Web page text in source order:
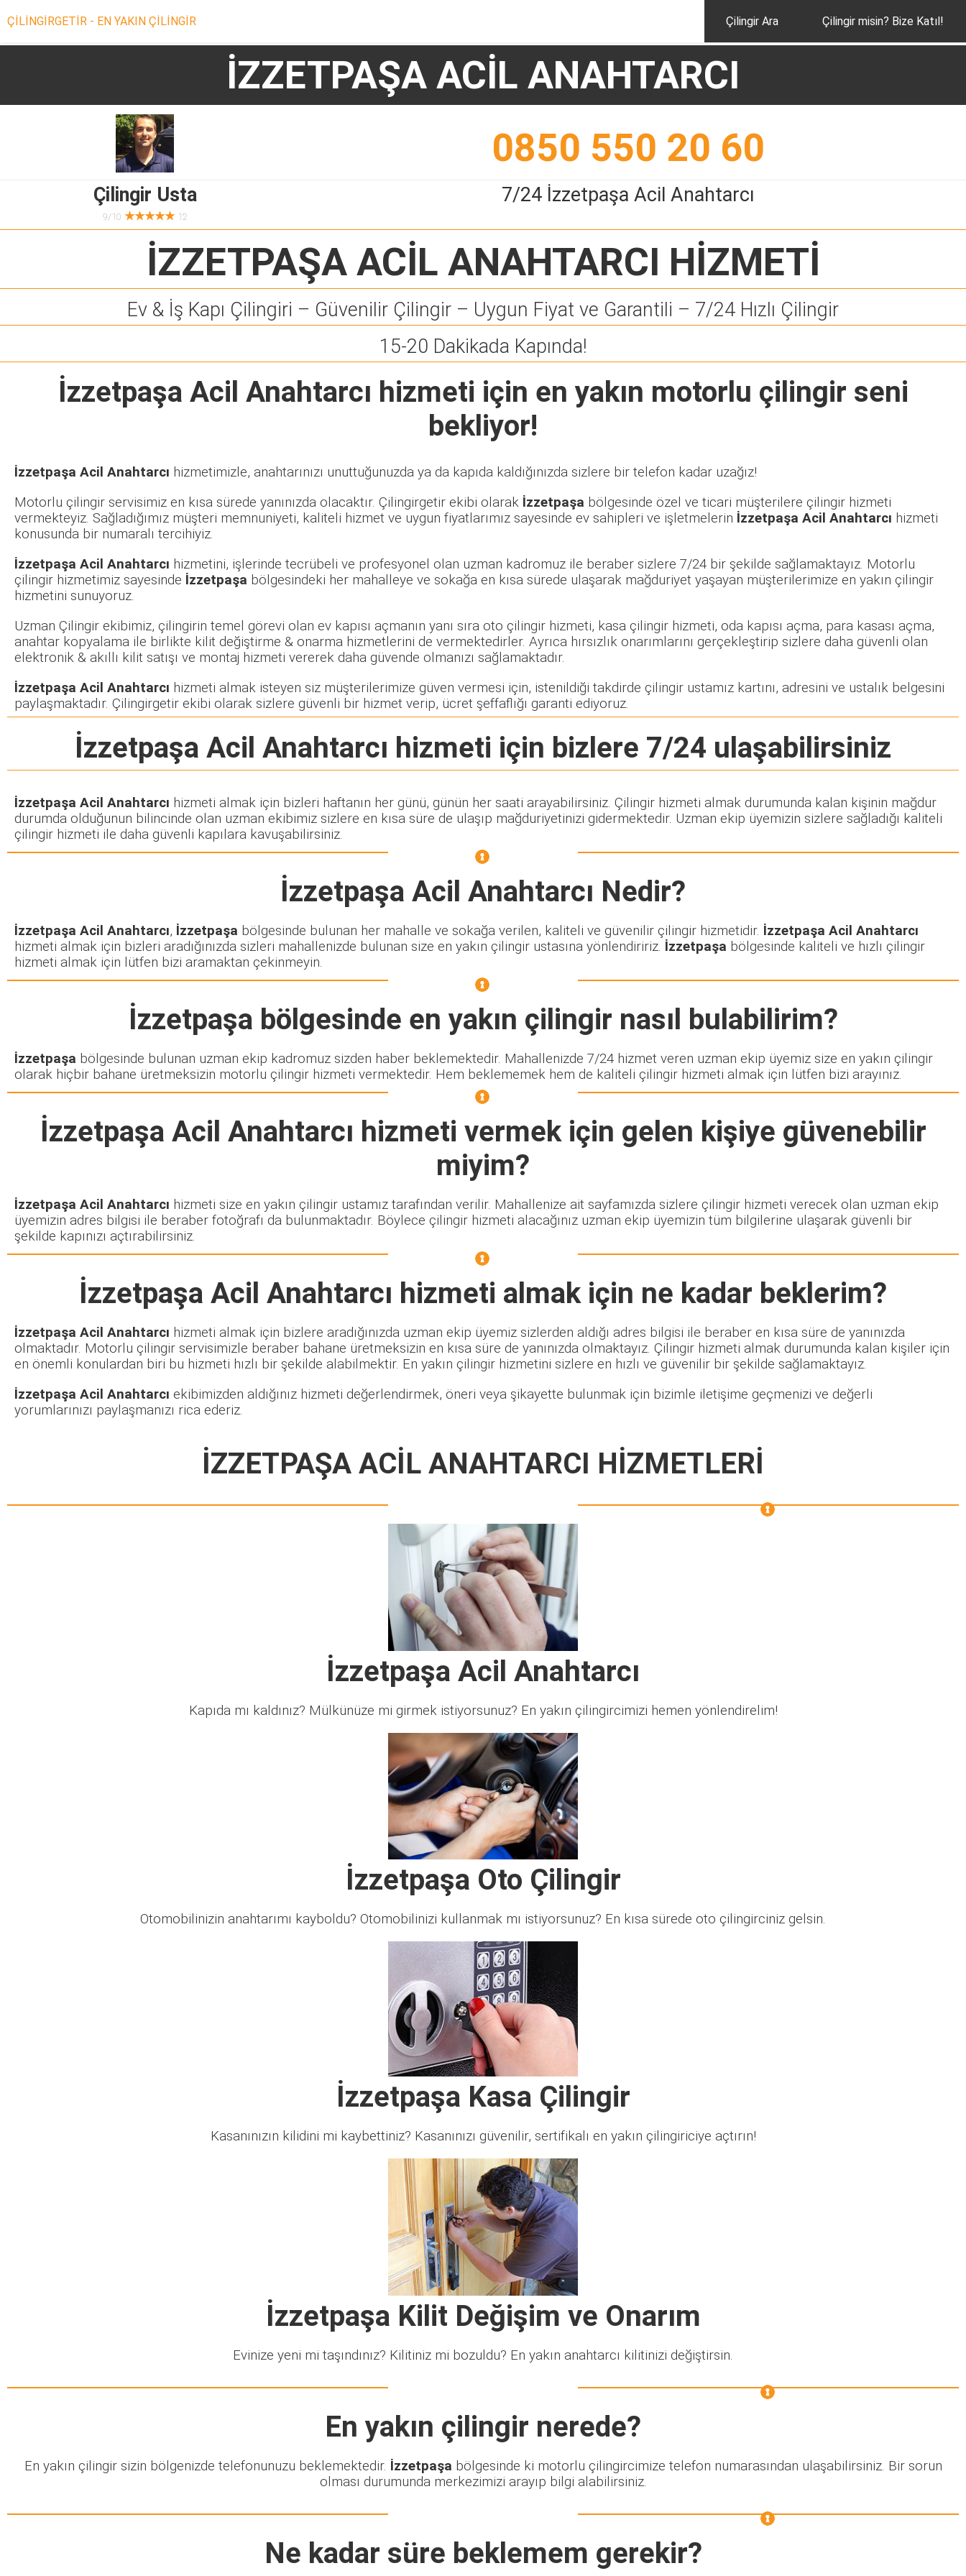
ÇİLİNGİRGETİR - EN YAKIN ÇİLİNGİR Çilingir Ara Çilingir misin? Bize Katıl!
İZZETPAŞA ACİL ANAHTARCI
0850 550 20 60
Çilingir Usta
9/10 ★★★★★ 12
7/24 İzzetpaşa Acil Anahtarcı
İZZETPAŞA ACİL ANAHTARCI HİZMETİ
Ev & İş Kapı Çilingiri – Güvenilir Çilingir – Uygun Fiyat ve Garantili – 7/24 Hızlı Çilingir
15-20 Dakikada Kapında!
İzzetpaşa Acil Anahtarcı hizmeti için en yakın motorlu çilingir seni
bekliyor!
İzzetpaşa Acil Anahtarcı hizmetimizle, anahtarınızı unuttuğunuzda ya da kapıda kaldığınızda sizlere bir telefon kadar uzağız!
Motorlu çilingir servisimiz en kısa sürede yanınızda olacaktır. Çilingirgetir ekibi olarak İzzetpaşa bölgesinde özel ve ticari müşterilere çilingir hizmeti
vermekteyiz. Sağladığımız müşteri memnuniyeti, kaliteli hizmet ve uygun fiyatlarımız sayesinde ev sahipleri ve işletmelerin İzzetpaşa Acil Anahtarcı hizmeti
konusunda bir numaralı tercihiyiz.
İzzetpaşa Acil Anahtarcı hizmetini, işlerinde tecrübeli ve profesyonel olan uzman kadromuz ile beraber sizlere 7/24 bir şekilde sağlamaktayız. Motorlu
çilingir hizmetimiz sayesinde İzzetpaşa bölgesindeki her mahalleye ve sokağa en kısa sürede ulaşarak mağduriyet yaşayan müşterilerimize en yakın çilingir
hizmetini sunuyoruz.
Uzman Çilingir ekibimiz, çilingirin temel görevi olan ev kapısı açmanın yanı sıra oto çilingir hizmeti, kasa çilingir hizmeti, oda kapısı açma, para kasası açma,
anahtar kopyalama ile birlikte kilit değiştirme & onarma hizmetlerini de vermektedirler. Ayrıca hırsızlık onarımlarını gerçekleştirip sizlere daha güvenli olan
elektronik & akıllı kilit satışı ve montaj hizmeti vererek daha güvende olmanızı sağlamaktadır.
İzzetpaşa Acil Anahtarcı hizmeti almak isteyen siz müşterilerimize güven vermesi için, istenildiği takdirde çilingir ustamız kartını, adresini ve ustalık belgesini
paylaşmaktadır. Çilingirgetir ekibi olarak sizlere güvenli bir hizmet verip, ücret şeffaflığı garanti ediyoruz.
İzzetpaşa Acil Anahtarcı hizmeti için bizlere 7/24 ulaşabilirsiniz
İzzetpaşa Acil Anahtarcı hizmeti almak için bizleri haftanın her günü, günün her saati arayabilirsiniz. Çilingir hizmeti almak durumunda kalan kişinin mağdur
durumda olduğunun bilincinde olan uzman ekibimiz sizlere en kısa süre de ulaşıp mağduriyetinizi gidermektedir. Uzman ekip üyemizin sizlere sağladığı kaliteli
çilingir hizmeti ile daha güvenli kapılara kavuşabilirsiniz.
İzzetpaşa Acil Anahtarcı Nedir?
İzzetpaşa Acil Anahtarcı, İzzetpaşa bölgesinde bulunan her mahalle ve sokağa verilen, kaliteli ve güvenilir çilingir hizmetidir. İzzetpaşa Acil Anahtarcı
hizmeti almak için bizleri aradığınızda sizleri mahallenizde bulunan size en yakın çilingir ustasına yönlendiririz. İzzetpaşa bölgesinde kaliteli ve hızlı çilingir
hizmeti almak için lütfen bizi aramaktan çekinmeyin.
İzzetpaşa bölgesinde en yakın çilingir nasıl bulabilirim?
İzzetpaşa bölgesinde bulunan uzman ekip kadromuz sizden haber beklemektedir. Mahallenizde 7/24 hizmet veren uzman ekip üyemiz size en yakın çilingir
olarak hiçbir bahane üretmeksizin motorlu çilingir hizmeti vermektedir. Hem beklememek hem de kaliteli çilingir hizmeti almak için lütfen bizi arayınız.
İzzetpaşa Acil Anahtarcı hizmeti vermek için gelen kişiye güvenebilir
miyim?
İzzetpaşa Acil Anahtarcı hizmeti size en yakın çilingir ustamız tarafından verilir. Mahallenize ait sayfamızda sizlere çilingir hizmeti verecek olan uzman ekip
üyemizin adres bilgisi ile beraber fotoğrafı da bulunmaktadır. Böylece çilingir hizmeti alacağınız uzman ekip üyemizin tüm bilgilerine ulaşarak güvenli bir
şekilde kapınızı açtırabilirsiniz.
İzzetpaşa Acil Anahtarcı hizmeti almak için ne kadar beklerim?
İzzetpaşa Acil Anahtarcı hizmeti almak için bizlere aradığınızda uzman ekip üyemiz sizlerden aldığı adres bilgisi ile beraber en kısa süre de yanınızda
olmaktadır. Motorlu çilingir servisimizle beraber bahane üretmeksizin en kısa süre de yanınızda olmaktayız. Çilingir hizmeti almak durumunda kalan kişiler için
en önemli konulardan biri bu hizmeti hızlı bir şekilde alabilmektir. En yakın çilingir hizmetini sizlere en hızlı ve güvenilir bir şekilde sağlamaktayız.
İzzetpaşa Acil Anahtarcı ekibimizden aldığınız hizmeti değerlendirmek, öneri veya şikayette bulunmak için bizimle iletişime geçmenizi ve değerli
yorumlarınızı paylaşmanızı rica ederiz.
İZZETPAŞA ACİL ANAHTARCI HİZMETLERİ
İzzetpaşa Acil Anahtarcı
Kapıda mı kaldınız? Mülkünüze mi girmek istiyorsunuz? En yakın çilingircimizi hemen yönlendirelim!
İzzetpaşa Oto Çilingir
Otomobilinizin anahtarımı kayboldu? Otomobilinizi kullanmak mı istiyorsunuz? En kısa sürede oto çilingirciniz gelsin.
İzzetpaşa Kasa Çilingir
Kasanınızın kilidini mi kaybettiniz? Kasanınızı güvenilir, sertifikalı en yakın çilingiriciye açtırın!
İzzetpaşa Kilit Değişim ve Onarım
Evinize yeni mi taşındınız? Kilitiniz mi bozuldu? En yakın anahtarcı kilitinizi değiştirsin.
En yakın çilingir nerede?
En yakın çilingir sizin bölgenizde telefonunuzu beklemektedir. İzzetpaşa bölgesinde ki motorlu çilingircimize telefon numarasından ulaşabilirsiniz. Bir sorun
olması durumunda merkezimizi arayıp bilgi alabilirsiniz.
Ne kadar süre beklemem gerekir?